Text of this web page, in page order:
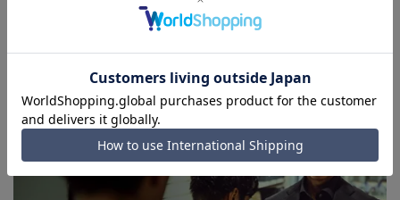
■店舗や各モールサイトと商品在庫を共有しております関係
上、ご注文いただいたタイミングにより欠品が発生し、ご注文
を完了できない場合がございます。予めご了承ください。
■お急ぎ発送のご注文につきましても、ご注文のタイミングに
よってはお急ぎ発送サービスを選択できない場合がございま